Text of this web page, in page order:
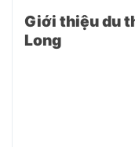
Giới thiệu du
Long